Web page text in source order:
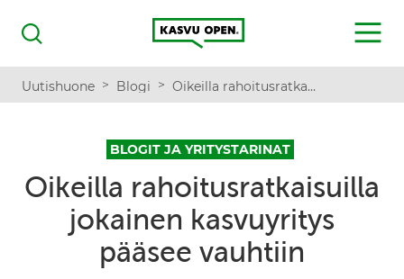
Haku
Kasvu Open
MENU
Uutishuone > Blogi > Oikeilla rahoitusratkaisuilla jokainen kasvuyritys pääsee vauhtiin
BLOGIT JA YRITYSTARINAT
Oikeilla rahoitusratkaisuilla
jokainen kasvuyritys
pääsee vauhtiin